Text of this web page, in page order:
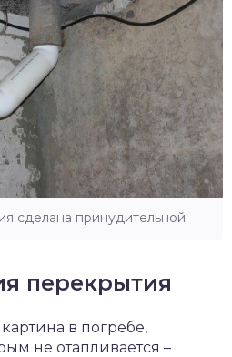
сделана принудительной.
перекрытия
в погребе,
не отапливается –